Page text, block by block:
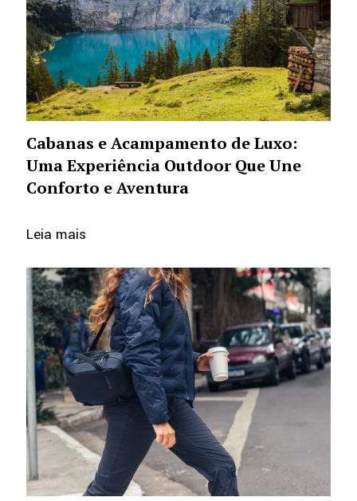
Cabanas e Acampamento de Luxo:
Uma Experiência Outdoor Que Une
Conforto e Aventura
Leia mais